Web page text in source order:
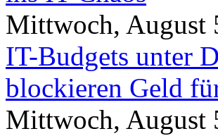
Mittwoch, August
IT-Budgets unter
blockieren Geld
Mittwoch, August